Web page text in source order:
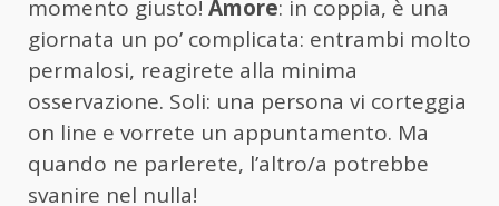
momento giusto! Amore: in coppia, è una
giornata un po’ complicata: entrambi molto
permalosi, reagirete alla minima
osservazione. Soli: una persona vi corteggia
on line e vorrete un appuntamento. Ma
quando ne parlerete, l’altro/a potrebbe
svanire nel nulla!